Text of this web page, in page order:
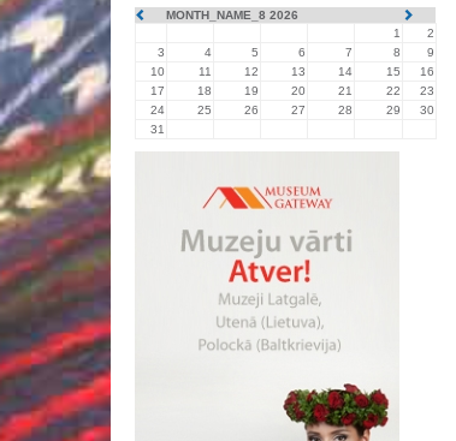
MONTH_NAME_8 2026
1
2
3
4 5 6 7 8
9
10
11 12 13 14 15
16
17
18 19 20 21 22
23
24
25 26 27 28 29
30
31